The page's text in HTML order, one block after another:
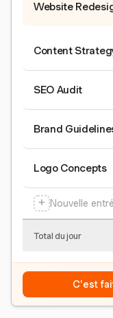
Website
Content
SEO Audit
Brand
Logo Concepts
+ Nouvelle
Total du jour
C'est